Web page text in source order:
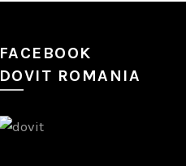
FACEBOOK
DOVIT ROMANIA